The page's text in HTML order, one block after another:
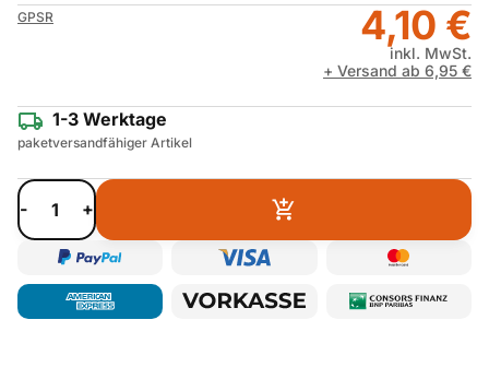
GPSR 4,10 €
inkl. MwSt.
+ Versand ab 6,95 €
1-3 Werktage
paketversandfähiger Artikel
- +